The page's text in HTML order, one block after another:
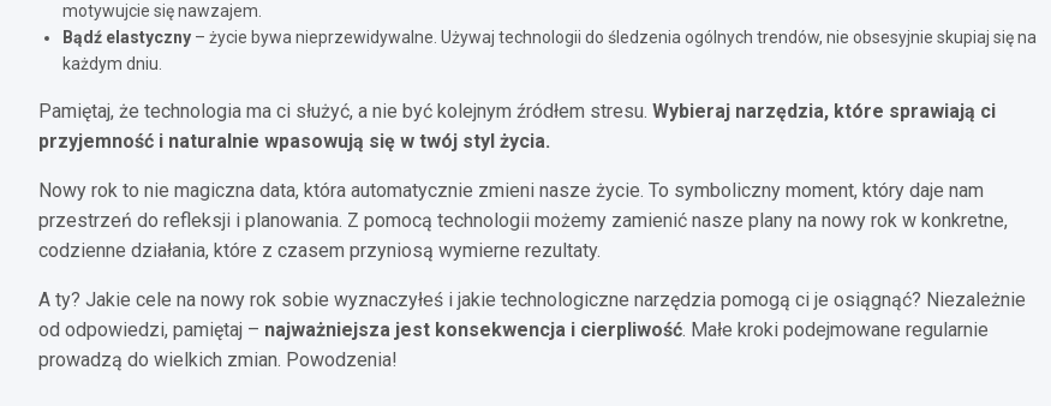
motywujcie się nawzajem.
Bądź elastyczny – życie bywa nieprzewidywalne. Używaj technologii do śledzenia ogólnych trendów, nie obsesyjnie skupiaj się na
każdym dniu.
Pamiętaj, że technologia ma ci służyć, a nie być kolejnym źródłem stresu. Wybieraj narzędzia, które sprawiają ci
przyjemność i naturalnie wpasowują się w twój styl życia.
Nowy rok to nie magiczna data, która automatycznie zmieni nasze życie. To symboliczny moment, który daje nam
przestrzeń do refleksji i planowania. Z pomocą technologii możemy zamienić nasze plany na nowy rok w konkretne,
codzienne działania, które z czasem przyniosą wymierne rezultaty.
A ty? Jakie cele na nowy rok sobie wyznaczyłeś i jakie technologiczne narzędzia pomogą ci je osiągnąć? Niezależnie
od odpowiedzi, pamiętaj – najważniejsza jest konsekwencja i cierpliwość. Małe kroki podejmowane regularnie
prowadzą do wielkich zmian. Powodzenia!